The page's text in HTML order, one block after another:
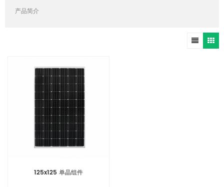
产品简介
125x125 单晶组件